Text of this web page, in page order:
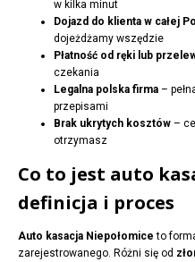
w kilka minut
Dojazd do klienta w całej
dojeżdżamy wszędzie
Płatność od ręki lub
czekania
Legalna polska firma –
przepisami
Brak ukrytych kosztów –
otrzymasz
Co to jest auto
definicja i proces
Auto kasacja Niepołomice to
zarejestrowanego. Różni się od